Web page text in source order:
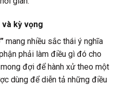
kỳ vọng
mang nhiều sắc thái ý nghĩa
phải làm điều gì đó cho
đợi để hành xử theo một
dùng để diễn tả những điều